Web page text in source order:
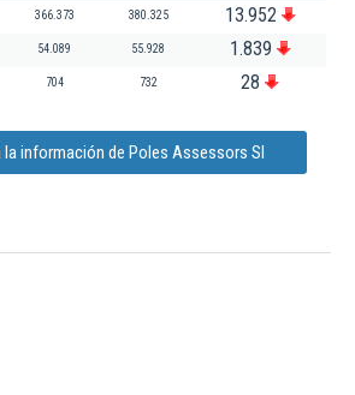
366.373 380.325 13.952
54.089 55.928 1.839
704 732 28
información de Poles Assessors Sl